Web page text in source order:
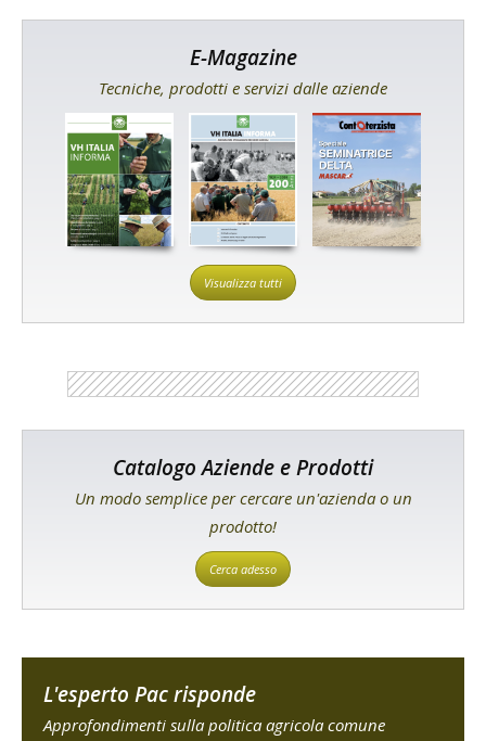
E-Magazine
Tecniche, prodotti e servizi dalle aziende
Visualizza tutti
Catalogo Aziende e Prodotti
Un modo semplice per cercare un'azienda o un
prodotto!
Cerca adesso
L'esperto Pac risponde
Approfondimenti sulla politica agricola comune